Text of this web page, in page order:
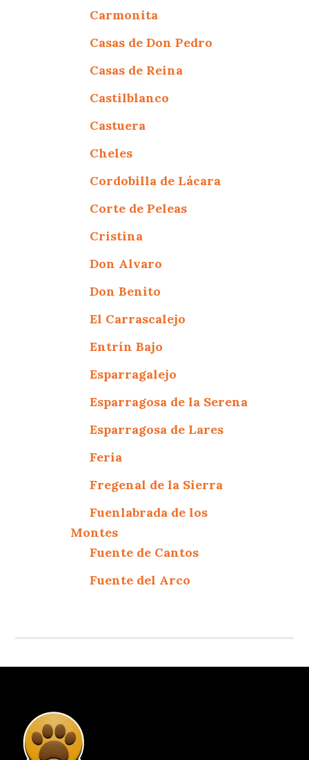
Carmonita
Casas de Don Pedro
Casas de Reina
Castilblanco
Castuera
Cheles
Cordobilla de Lácara
Corte de Peleas
Cristina
Don Alvaro
Don Benito
El Carrascalejo
Entrín Bajo
Esparragalejo
Esparragosa de la Serena
Esparragosa de Lares
Feria
Fregenal de la Sierra
Fuenlabrada de los
Montes
Fuente de Cantos
Fuente del Arco